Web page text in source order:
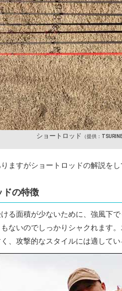
ショートロッド （提供：
ますがショートロッドの解説をし
ドの特徴
る面積が少ないために、強風下
ないのでしっかりシャクれます
、攻撃的なスタイルには適してい